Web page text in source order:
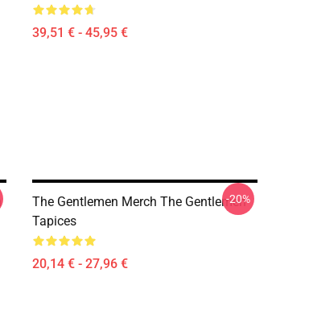
39,51 € - 45,95 €
The Gentlemen Merch The Gentlemen
Tapices
20,14 € - 27,96 €
-20%